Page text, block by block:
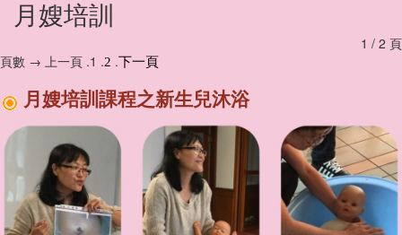
月嫂培訓
1 / 2 頁
頁數 → 上一頁 .1 .2 .下一頁
月嫂培訓課程之新生兒沐浴